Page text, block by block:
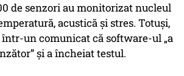
de senzori au monitorizat nucleul
acustică și stres. Totuși,
un comunicat că software-ul „a
și a încheiat testul.